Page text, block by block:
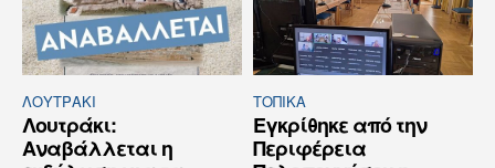
ΛΟΥΤΡΆΚΙ
Λουτράκι:
Αναβάλλεται η
ΤΟΠΙΚΑ
Εγκρίθηκε από την
Περιφέρεια